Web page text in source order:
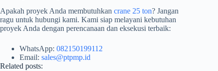
Apakah proyek Anda membutuhkan crane 25 ton? Jangan
ragu untuk hubungi kami. Kami siap melayani kebutuhan
proyek Anda dengan perencanaan dan eksekusi terbaik:
WhatsApp: 082150199112
Email: sales@ptpmp.id
Related posts: